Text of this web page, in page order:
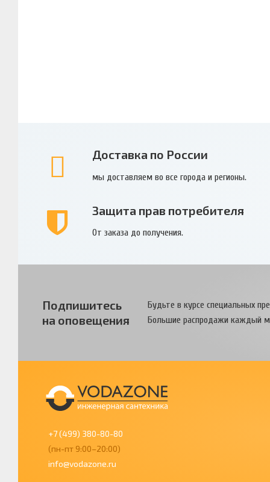
Доставка по России
мы доставляем во все города и регионы.
Защита прав потребителя
От заказа до получения.
Подпишитесь
на оповещения
Будьте в курсе специальных
Большие распродажи каждый
+7 (499) 380-80-80
(пн-пт 9:00–20:00)
info@vodazone.ru